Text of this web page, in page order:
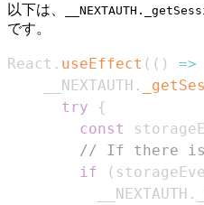
以下は、
です。
React . useEffect ( ( ) =>
    __NEXTAUTH
.
try
{
const
// If there is
if
(
          __NEXTAUTH
.